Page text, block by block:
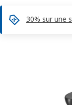
30% sur une